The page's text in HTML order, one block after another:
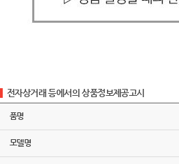
전자상거래 등에서의 상품정보제공고시
품명
모델명